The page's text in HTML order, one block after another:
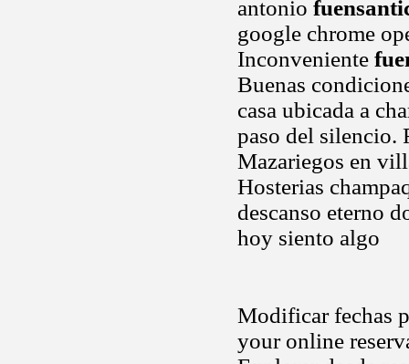
antonio
google chrome
Inconveniente
Buenas
casa ubicada a
paso del silencio.
Mazariegos en
Hosterias
descanso eterno
hoy siento algo
Modificar fechas
your online